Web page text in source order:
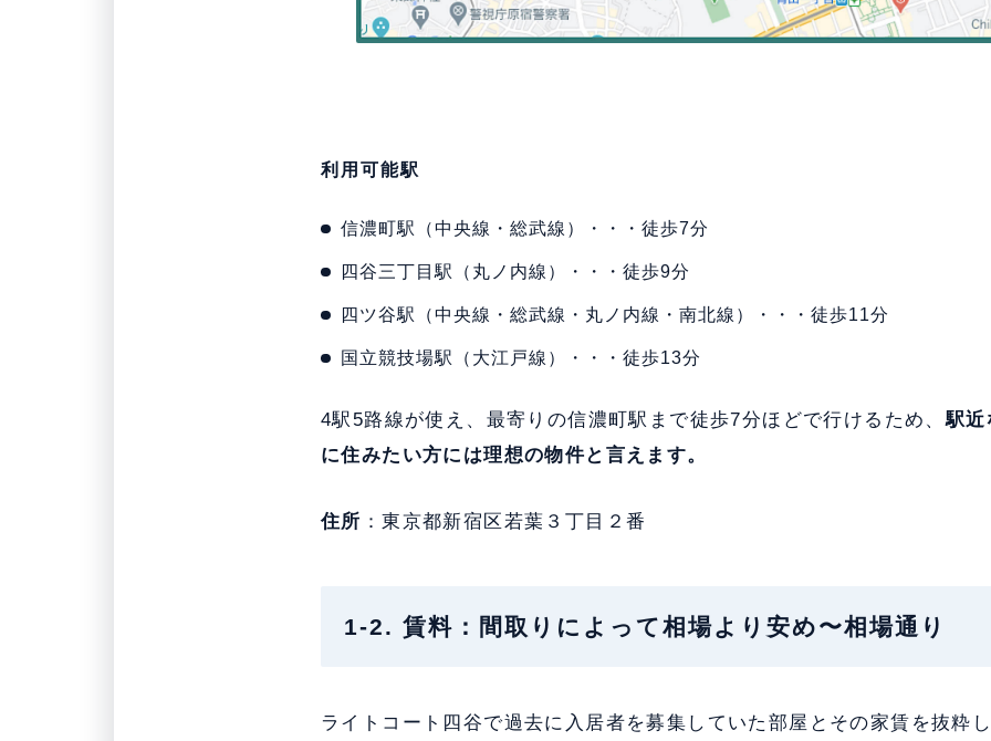
利用可能駅
信濃町駅（中央線・総武線）・・・徒歩7分
四谷三丁目駅（丸ノ内線）・・・徒歩9分
四ツ谷駅（中央線・総武線・丸ノ内線・南北線）・・・徒歩11分
国立競技場駅（大江戸線）・・・徒歩13分
4駅5路線が使え、最寄りの信濃町駅まで徒歩7分ほどで行けるため、駅近
に住みたい方には理想の物件と言えます。
住所 ：東京都新宿区若葉３丁目２番
1-2. 賃料：間取りによって相場より安め〜相場通り
ライトコート四谷で過去に入居者を募集していた部屋とその家賃を抜粋